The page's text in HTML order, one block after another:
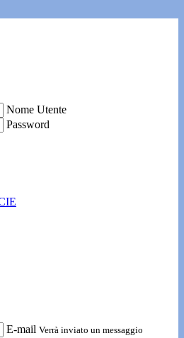
Nome Utente
Password
E-mail Verrà inviato un messaggio